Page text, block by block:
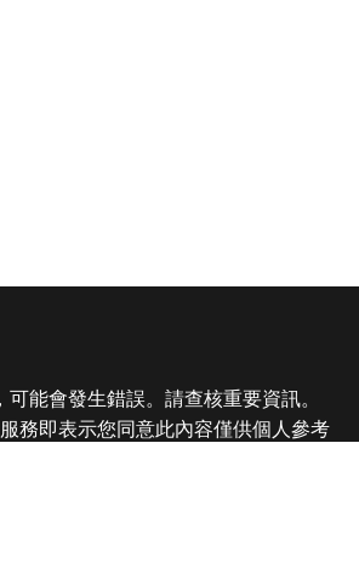
能會發生錯誤。請查核重要資訊。
務即表示您同意此內容僅供個人參考